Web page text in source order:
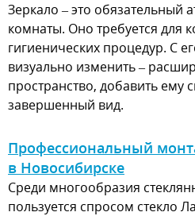
Зеркало – это обязательный
комнаты. Оно требуется для
гигиенических процедур. С
визуально изменить –
пространство, добавить ему
завершенный вид.
Профессиональный
в Новосибирске
Среди многообразия
пользуется спросом стекло